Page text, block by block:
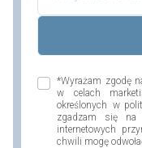
*Wyrażam zgodę
w celach
określonych w
zgadzam się na
internetowych
chwili mogę